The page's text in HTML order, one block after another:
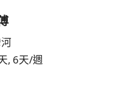
, 6天/週